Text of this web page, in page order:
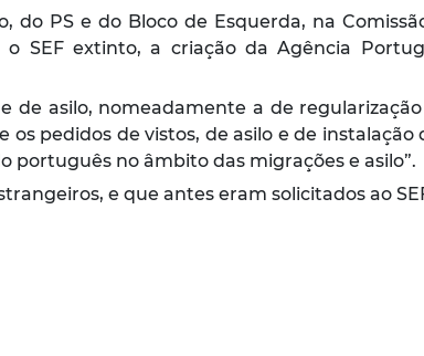
PS e do Bloco de Esquerda, na
SEF extinto, a criação da Agência
de asilo, nomeadamente a de
pedidos de vistos, de asilo e de instalação
português no âmbito das migrações e asilo”.
e que antes eram solicitados ao